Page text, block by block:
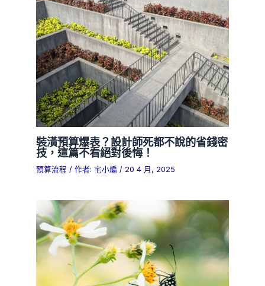
裝潢預算爆表？設計師死都不說的省錢密
技，這篇不看絕對後悔！
預算流程 / 作者: 宅小編/ 20 4 月, 2025